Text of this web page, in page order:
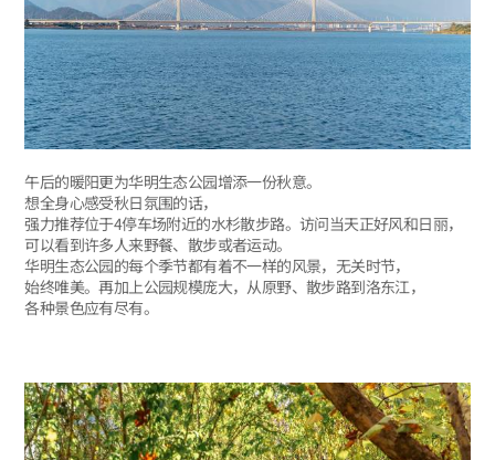
午后的暖阳更为华明生态公园增添一份秋意。
想全身心感受秋日氛围的话，
强力推荐位于4停车场附近的水杉散步路。访问当天正好风和日丽，
可以看到许多人来野餐、散步或者运动。
华明生态公园的每个季节都有着不一样的风景，无关时节，
始终唯美。再加上公园规模庞大，从原野、散步路到洛东江，
各种景色应有尽有。